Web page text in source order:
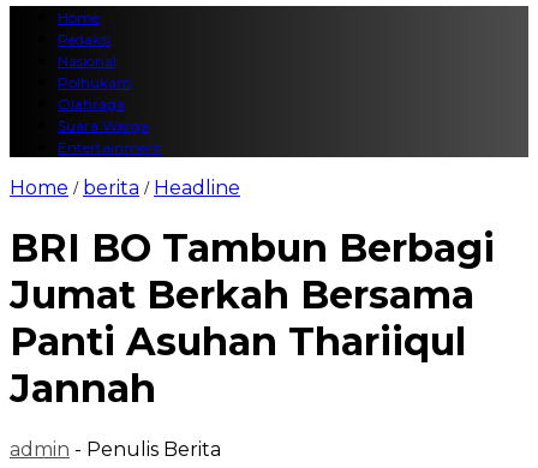
Home
Redaksi
Nasional
Polhukam
Olahraga
Suara Warga
Entertainment
Home / berita / Headline
BRI BO Tambun Berbagi
Jumat Berkah Bersama
Panti Asuhan Thariiqul
Jannah
admin - Penulis Berita